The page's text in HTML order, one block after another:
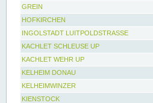
GREIN
HOFKIRCHEN
INGOLSTADT LUITPOLDSTRASSE
KACHLET SCHLEUSE UP
KACHLET WEHR UP
KELHEIM DONAU
KELHEIMWINZER
KIENSTOCK